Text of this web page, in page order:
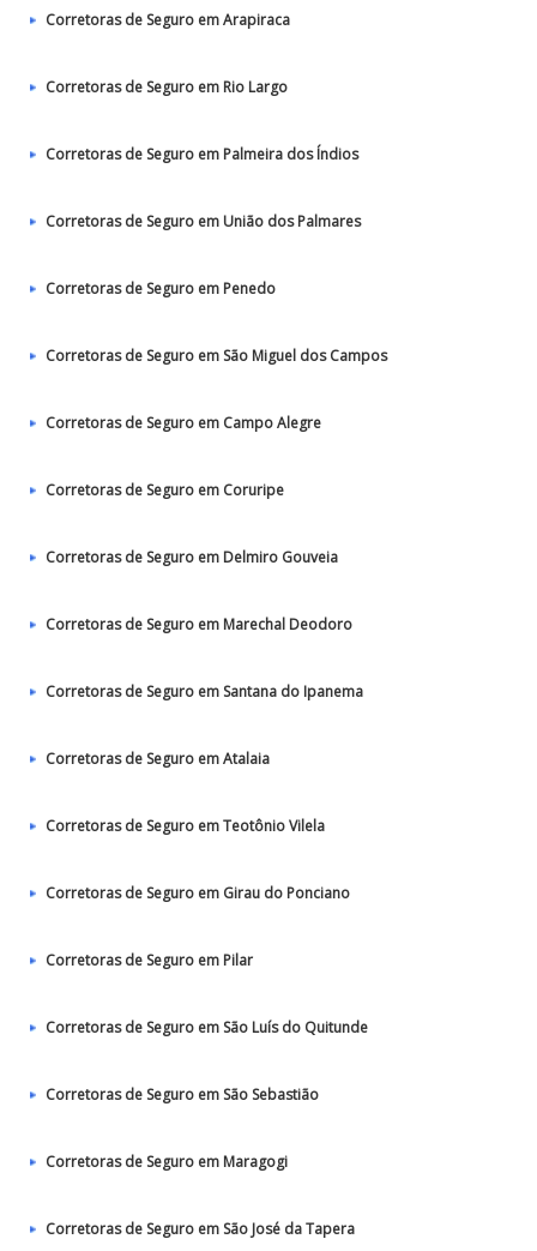
Corretoras de Seguro em Arapiraca
Corretoras de Seguro em Rio Largo
Corretoras de Seguro em Palmeira dos Índios
Corretoras de Seguro em União dos Palmares
Corretoras de Seguro em Penedo
Corretoras de Seguro em São Miguel dos Campos
Corretoras de Seguro em Campo Alegre
Corretoras de Seguro em Coruripe
Corretoras de Seguro em Delmiro Gouveia
Corretoras de Seguro em Marechal Deodoro
Corretoras de Seguro em Santana do Ipanema
Corretoras de Seguro em Atalaia
Corretoras de Seguro em Teotônio Vilela
Corretoras de Seguro em Girau do Ponciano
Corretoras de Seguro em Pilar
Corretoras de Seguro em São Luís do Quitunde
Corretoras de Seguro em São Sebastião
Corretoras de Seguro em Maragogi
Corretoras de Seguro em São José da Tapera